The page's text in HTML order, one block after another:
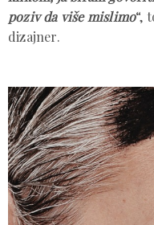
poziv da više mislimo“,
dizajner.